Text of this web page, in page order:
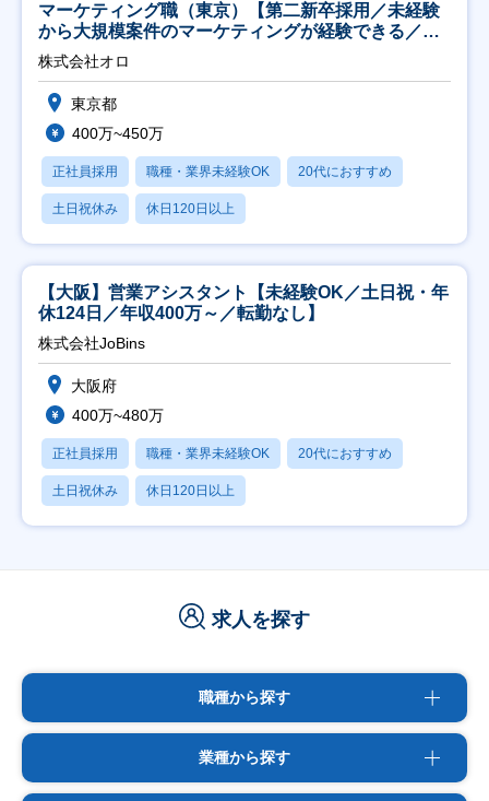
マーケティング職（東京）【第二新卒採用／未経験
から大規模案件のマーケティングが経験できる／研
修充実】
株式会社オロ
東京都
400万~450万
正社員採用 職種・業界未経験OK 20代におすすめ
土日祝休み 休日120日以上
【大阪】営業アシスタント【未経験OK／土日祝・年
休124日／年収400万～／転勤なし】
株式会社JoBins
大阪府
400万~480万
正社員採用 職種・業界未経験OK 20代におすすめ
土日祝休み 休日120日以上
求人を探す
職種から探す
業種から探す